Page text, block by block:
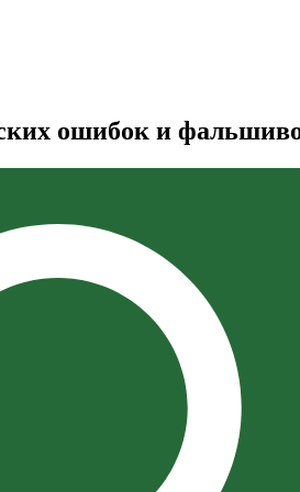
ошибок и